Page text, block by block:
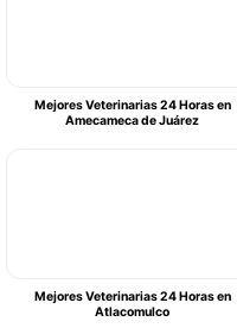
Mejores Veterinarias 24 Horas en
Amecameca de Juárez
Mejores Veterinarias 24 Horas en
Atlacomulco